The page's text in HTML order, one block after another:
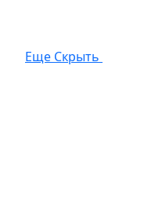
Еще Скрыть